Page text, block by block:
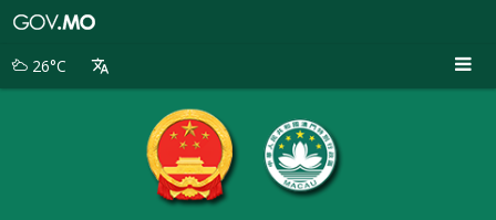
别
26°C